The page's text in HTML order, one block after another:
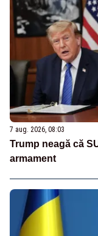
7 aug. 2026, 08:03
Trump neagă că
armament